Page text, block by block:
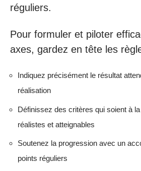
réguliers.
Pour formuler et piloter
axes, gardez en tête les
Indiquez précisément le résultat
réalisation
Définissez des critères qui soient à
réalistes et atteignables
Soutenez la progression avec un
points réguliers